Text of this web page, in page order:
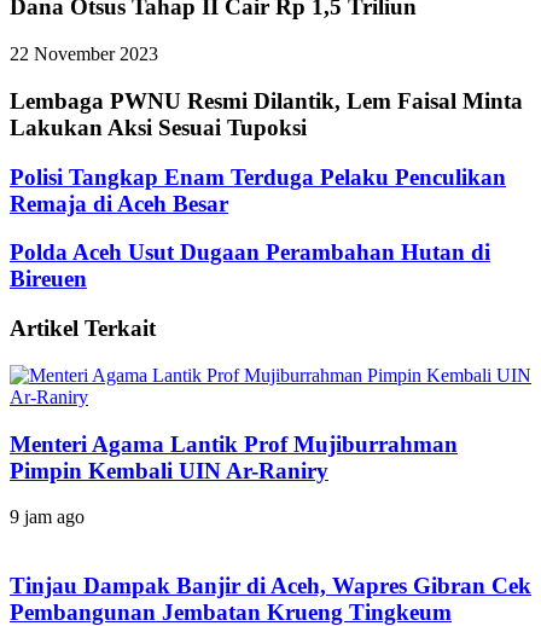
Dana Otsus Tahap II Cair Rp 1,5 Triliun
22 November 2023
Lembaga PWNU Resmi Dilantik, Lem Faisal Minta
Lakukan Aksi Sesuai Tupoksi
Polisi Tangkap Enam Terduga Pelaku Penculikan
Remaja di Aceh Besar
Polda Aceh Usut Dugaan Perambahan Hutan di
Bireuen
Artikel Terkait
Menteri Agama Lantik Prof Mujiburrahman
Pimpin Kembali UIN Ar-Raniry
9 jam ago
Tinjau Dampak Banjir di Aceh, Wapres Gibran Cek
Pembangunan Jembatan Krueng Tingkeum